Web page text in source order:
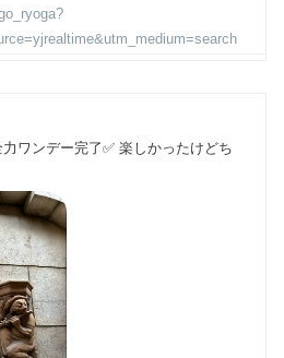
ワンデー完了✅ 楽しかったけどち